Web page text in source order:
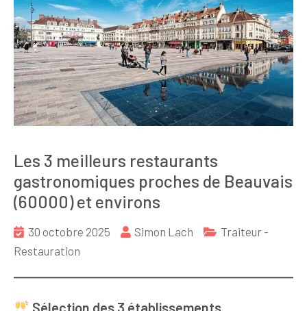
Les 3 meilleurs restaurants
gastronomiques proches de Beauvais
(60000) et environs
30 octobre 2025 Simon Lach
Traiteur -
Restauration